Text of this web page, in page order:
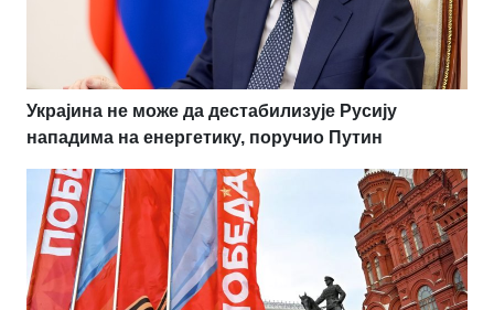
Украјина не може да дестабилизује Русију
нападима на енергетику, поручио Путин